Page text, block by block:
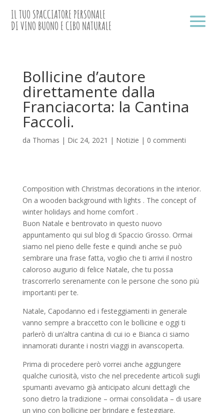
IL TUO SPACCIATORE PERSONALE
DI VINO BUONO E CIBO NATURALE
Bollicine d’autore
direttamente dalla
Franciacorta: la Cantina
Faccoli.
da Thomas | Dic 24, 2021 | Notizie | 0 commenti
Composition with Christmas decorations in the interior.
On a wooden background with lights . The concept of
winter holidays and home comfort .
Buon Natale e bentrovato in questo nuovo
appuntamento qui sul blog di Spaccio Grosso. Ormai
siamo nel pieno delle feste e quindi anche se può
sembrare una frase fatta, voglio che ti arrivi il nostro
caloroso augurio di felice Natale, che tu possa
trascorrerlo serenamente con le persone che sono più
importanti per te.
Natale, Capodanno ed i festeggiamenti in generale
vanno sempre a braccetto con le bollicine e oggi ti
parlerò di un’altra cantina di cui io e Bianca ci siamo
innamorati durante i nostri viaggi in avanscoperta.
Prima di procedere però vorrei anche aggiungere
qualche curiosità, visto che nel precedente articoli sugli
spumanti avevamo già anticipato alcuni dettagli che
sono dietro la tradizione – ormai consolidata – di usare
un vino con bollicine per brindare e festeggiare.